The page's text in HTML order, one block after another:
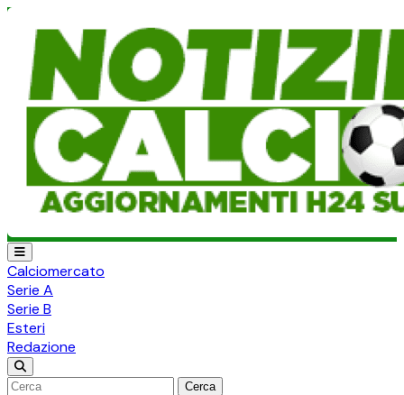
Calciomercato
Serie A
Serie B
Esteri
Redazione
Cerca